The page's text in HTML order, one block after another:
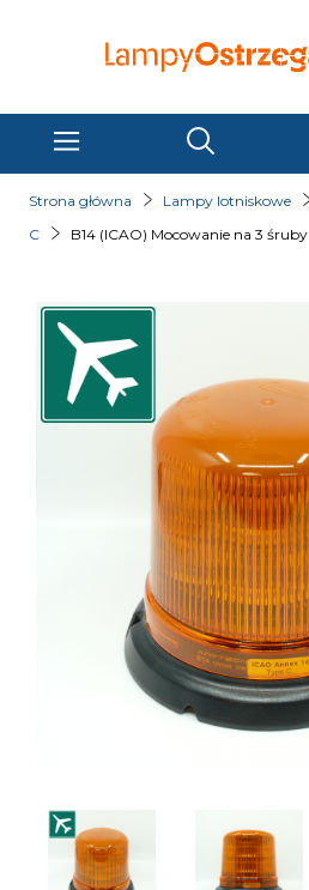
Strona główna Lampy lotniskowe
C
B14 (ICAO) Mocowanie na 3 śruby